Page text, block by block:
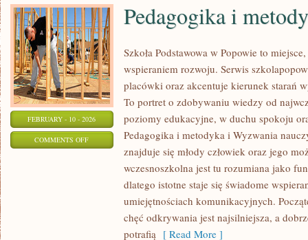
FEBRUARY - 10 - 2026
COMMENTS OFFON
PEDAGOGIKA
METODYKA
Pedagogika i
Szkoła Podstawowa w Popowie to
wspieraniem rozwoju. Serwis
placówki oraz akcentuje kierunek starań
To portret o zdobywaniu wiedzy od
poziomy edukacyjne, w duchu spokoju
Pedagogika i metodyka i Wyzwania
znajduje się młody człowiek oraz jego
wczesnoszkolna jest tu rozumiana jako
dlatego istotne staje się świadome
umiejętnościach komunikacyjnych.
chęć odkrywania jest najsilniejsza, a
potrafią [ Read More ]